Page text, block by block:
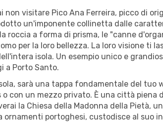
visitare Pico Ana Ferreira, picco di
un'imponente collinetta dalle
roccia a forma di prisma, le "canne
per la loro bellezza. La loro visione ti
isola. Un esempio unico e
a Porto Santo.
sarà una tappa fondamentale del tuo
con un mezzo privato. È una città
la Chiesa della Madonna della Pietà,
portoghesi, custodisce al suo